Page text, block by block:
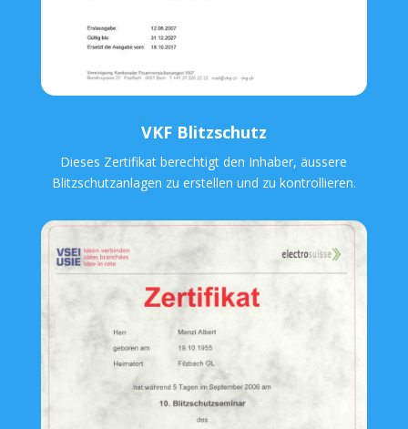
VKF Blitzschutz
Dieses Zertifikat berechtigt den Inhaber, äussere
Blitzschutzanlagen zu erstellen und zu kontrollieren.